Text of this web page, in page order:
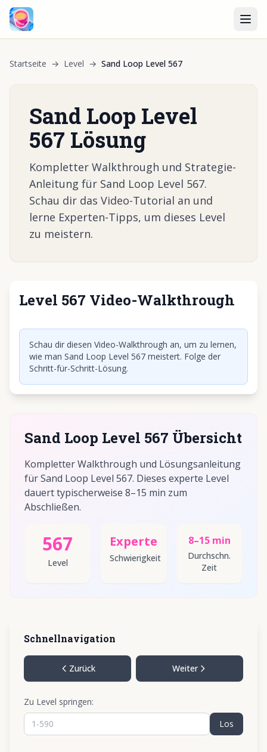
Startseite → Level → Sand Loop Level 567
Sand Loop Level
567 Lösung
Kompletter Walkthrough und Strategie-
Anleitung für Sand Loop Level 567.
Schau dir das Video-Tutorial an und
lerne Experten-Tipps, um dieses Level
zu meistern.
Level 567 Video-Walkthrough
Klicken, um Video abzuspielen
Schau dir diesen Video-Walkthrough an, um zu lernen,
wie man Sand Loop Level 567 meistert. Folge der
Schritt-für-Schritt-Lösung.
Sand Loop Level 567 Übersicht
Kompletter Walkthrough und Lösungsanleitung
für Sand Loop Level 567. Dieses experte Level
dauert typischerweise 8–15 min zum
Abschließen.
567
Level
Experte
Schwierigkeit
8–15 min
Durchschn.
Zeit
Schnellnavigation
Zurück Weiter
Zu Level springen:
Los